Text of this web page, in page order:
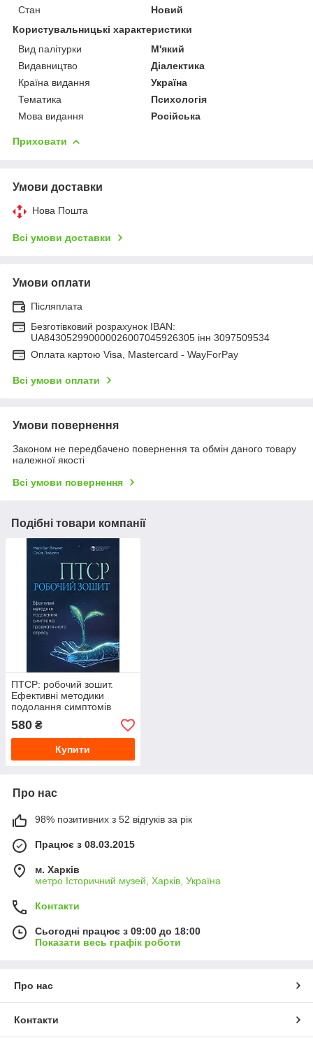
Стан
Новий
Користувальницькі характеристики
Вид палітурки
М'який
Видавництво
Діалектика
Країна видання
Україна
Тематика
Психологія
Мова видання
Російська
Приховати
Умови доставки
Нова Пошта
Всі умови доставки
Умови оплати
Післяплата
Безготівковий розрахунок IBAN:
UA843052990000026007045926305 інн 3097509534
Оплата картою Visa, Mastercard - WayForPay
Всі умови оплати
Умови повернення
Законом не передбачено повернення та обмін даного товару
належної якості
Всі умови повернення
Подібні товари компанії
ПТСР: робочий зошит.
Ефективні методики
подолання симптомів
травматичного стресу.
580 ₴
Купити
Про нас
98% позитивних з 52 відгуків за рік
Працює з 08.03.2015
м. Харків
метро Історичний музей, Харків, Україна
Контакти
Сьогодні працює з 09:00 до 18:00
Показати весь графік роботи
Про нас
Контакти